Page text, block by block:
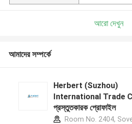
আরো দেখুন
আমাদের সম্পর্কে
Herbert (Suzhou)
International Trade
প্রস্তুতকারক প্রোফাইল
Room No. 2404,